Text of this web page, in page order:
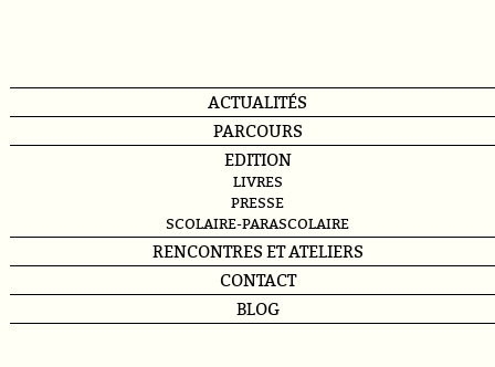
ACTUALITÉS
PARCOURS
EDITION
LIVRES
PRESSE
SCOLAIRE-PARASCOLAIRE
RENCONTRES ET ATELIERS
CONTACT
BLOG